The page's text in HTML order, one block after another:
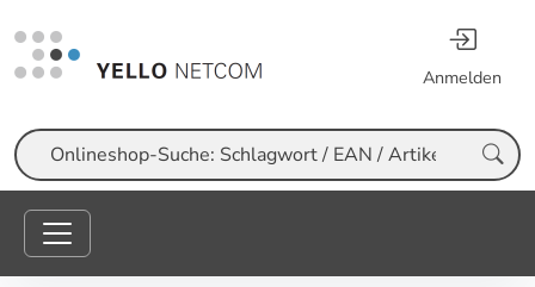
Anmelden
Suche